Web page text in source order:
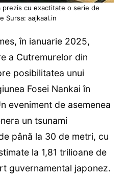
prezis cu exactitate o serie de
Sursa: aajkaal.in
în ianuarie 2025,
a Cutremurelor din
posibilitatea unui
Fosei Nankai în
eveniment de asemenea
un tsunami
până la 30 de metri, cu
la 1,81 trilioane de
guvernamental japonez.